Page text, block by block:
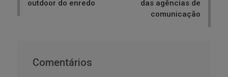
outdoor do enredo
das agências de
comunicação
Comentários